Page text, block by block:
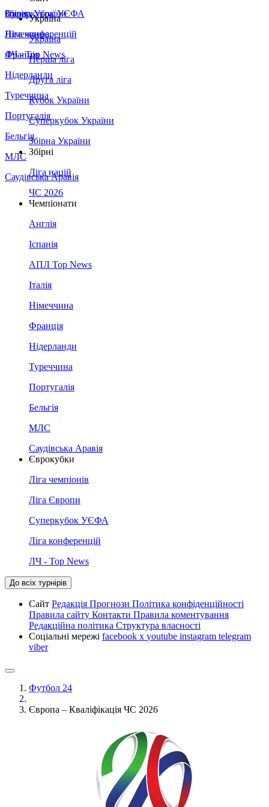
Збірна України
Італія
Німеччина
Франція
Нідерланди
Туреччина
Португалія
Бельгія
МЛС
Саудівська Аравія
Суперкубок УЄФА
Ліга конференцій
ЛЧ - Top News
Україна
Україна
Перша ліга
Друга ліга
Кубок України
Суперкубок України
Збірна України
Збірні
Ліга націй
ЧС 2026
Чемпіонати
Англія
Іспанія
АПЛ Top News
Італія
Німеччина
Франція
Нідерланди
Туреччина
Португалія
Бельгія
МЛС
Саудівська Аравія
Єврокубки
Ліга чемпіонів
Ліга Європи
Суперкубок УЄФА
Ліга конференцій
ЛЧ - Top News
До всіх турнірів
Сайт Редакція Прогнози Політика конфіденційності
Правила сайту Контакти Правила коментування
Редакційна політика Структура власності
Соціальні мережі facebook x youtube instagram telegram
viber
Футбол 24
Європа – Кваліфікація ЧС 2026